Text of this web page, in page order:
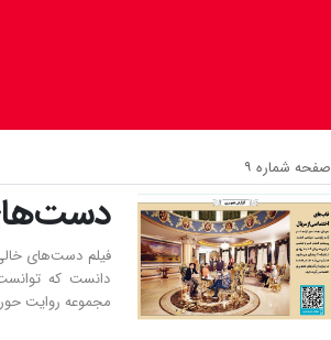
صفحه شماره ۹
فیلم دست‌های خالی
دانست که
مجموعه روایت